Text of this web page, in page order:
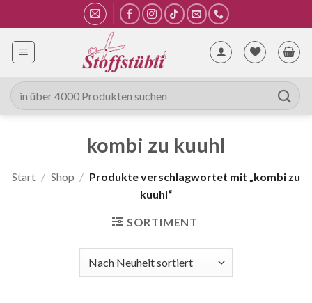
Inhalt
springen
Suche
nach:
kombi zu kuuhl
Start / Shop / Produkte verschlagwortet mit „kombi zu
kuuhl“
SORTIMENT